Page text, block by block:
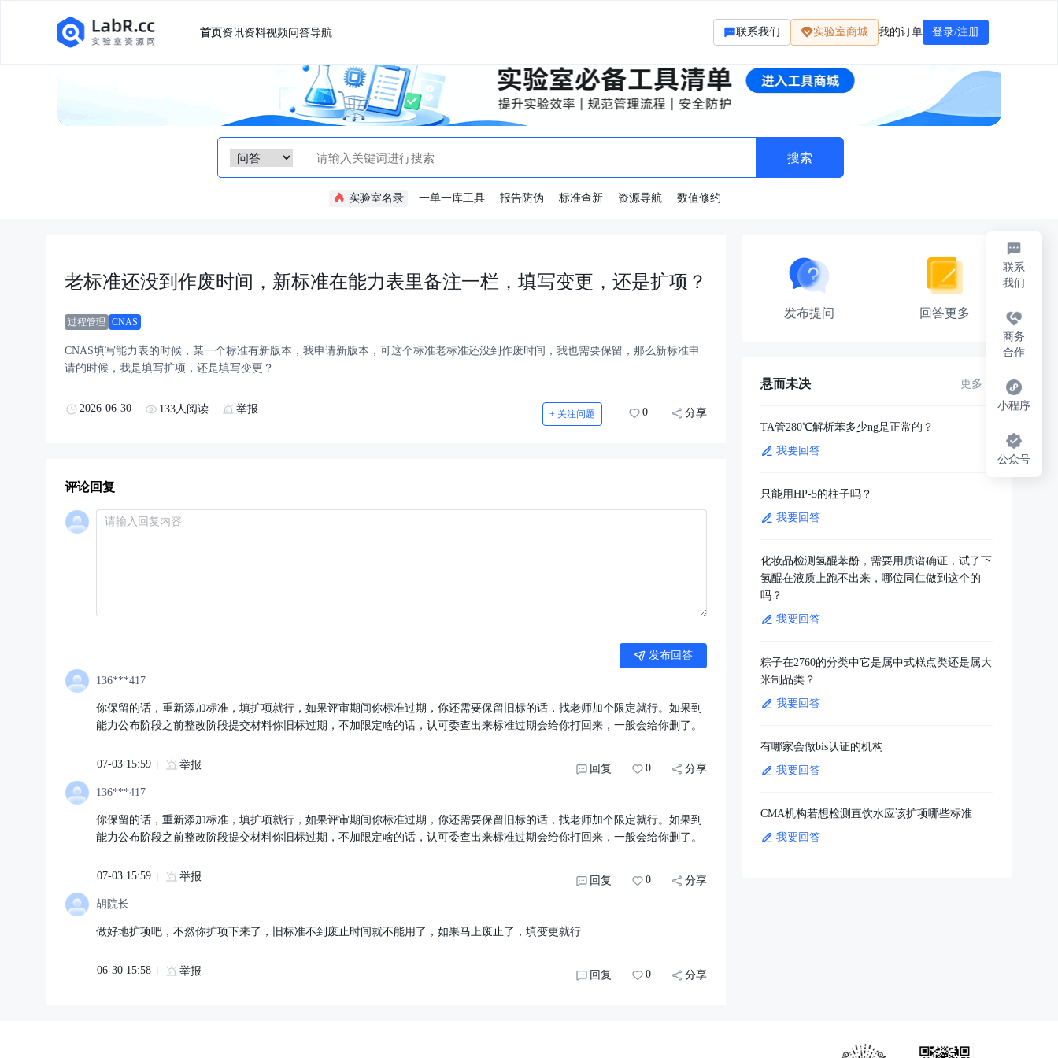
首页资讯资料视频问答导航 联系我们 实验室商城 我的订单 登录/注册
实验室名录 一单一库工具 报告防伪 标准查新 资源导航 数值修约
老标准还没到作废时间，新标准在能力表里备注一栏，填写变更，还是扩项？
过程管理 CNAS
CNAS填写能力表的时候，某一个标准有新版本，我申请新版本，可这个标准老标准还没到作废时间，我也需要保留，那么新标准申
请的时候，我是填写扩项，还是填写变更？
2026-06-30 133人阅读 举报 + 关注问题 0 分享
评论回复
发布回答
136***417
你保留的话，重新添加标准，填扩项就行，如果评审期间你标准过期，你还需要保留旧标的话，找老师加个限定就行。如果到
能力公布阶段之前整改阶段提交材料你旧标过期，不加限定啥的话，认可委查出来标准过期会给你打回来，一般会给你删了。
07-03 15:59 举报 回复 0
分享
136***417
你保留的话，重新添加标准，填扩项就行，如果评审期间你标准过期，你还需要保留旧标的话，找老师加个限定就行。如果到
能力公布阶段之前整改阶段提交材料你旧标过期，不加限定啥的话，认可委查出来标准过期会给你打回来，一般会给你删了。
07-03 15:59 举报 回复 0
分享
胡院长
做好地扩项吧，不然你扩项下来了，旧标准不到废止时间就不能用了，如果马上废止了，填变更就行
06-30 15:58 举报 回复 0 分享
发布提问 回答更多
悬而未决 更多
TA管280℃解析苯多少ng是正常的？
我要回答
只能用HP-5的柱子吗？
我要回答
化妆品检测氢醌苯酚，需要用质谱确证，试了下
氢醌在液质上跑不出来，哪位同仁做到这个的
吗？
我要回答
粽子在2760的分类中它是属中式糕点类还是属大
米制品类？
我要回答
有哪家会做bis认证的机构
我要回答
CMA机构若想检测直饮水应该扩项哪些标准
我要回答
联系
我们
商务
合作
小程序
公众号